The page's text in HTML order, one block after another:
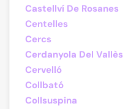
Castellví De Rosanes
Centelles
Cercs
Cerdanyola Del Vallès
Cervelló
Collbató
Collsuspina